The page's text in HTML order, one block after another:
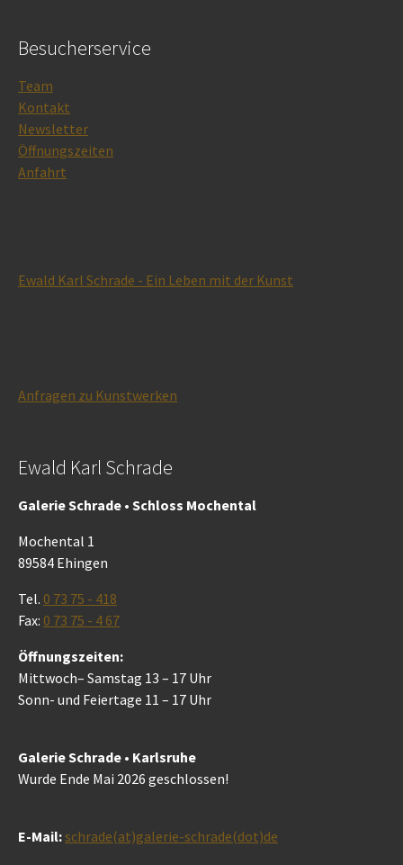
Besucherservice
Team
Kontakt
Newsletter
Öffnungszeiten
Anfahrt
Ewald Karl Schrade - Ein Leben mit der Kunst
Anfragen zu Kunstwerken
Ewald Karl Schrade
Galerie Schrade • Schloss Mochental
Mochental 1
89584 Ehingen
Tel. 0 73 75 - 418
Fax: 0 73 75 - 4 67
Öffnungszeiten:
Mittwoch– Samstag 13 – 17 Uhr
Sonn- und Feiertage 11 – 17 Uhr
Galerie Schrade • Karlsruhe
Wurde Ende Mai 2026 geschlossen!
E-Mail:schrade(at)galerie-schrade(dot)de